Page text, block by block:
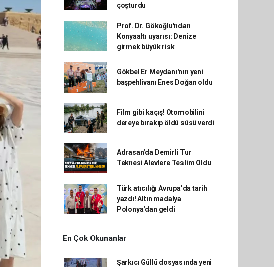
çoşturdu
Prof. Dr. Gökoğlu'ndan
Konyaaltı uyarısı: Denize
girmek büyük risk
Gökbel Er Meydanı'nın yeni
başpehlivanı Enes Doğan oldu
Film gibi kaçış! Otomobilini
dereye bırakıp öldü süsü verdi
Adrasan'da Demirli Tur
Teknesi Alevlere Teslim Oldu
Türk atıcılığı Avrupa'da tarih
yazdı! Altın madalya
Polonya'dan geldi
En Çok Okunanlar
Şarkıcı Güllü dosyasında yeni